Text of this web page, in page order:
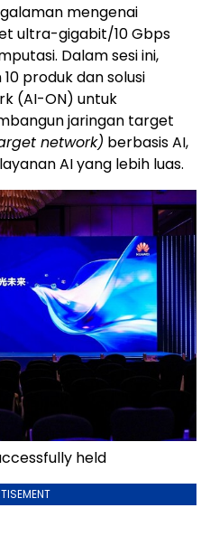
mengenai
ultra-gigabit/10 Gbps
Dalam sesi ini,
produk dan solusi
(AI-ON) untuk
jaringan target
network) berbasis AI,
AI yang lebih luas.
held